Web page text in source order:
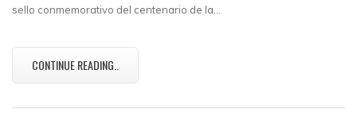
sello conmemorativo del centenario de la…
CONTINUE READING..